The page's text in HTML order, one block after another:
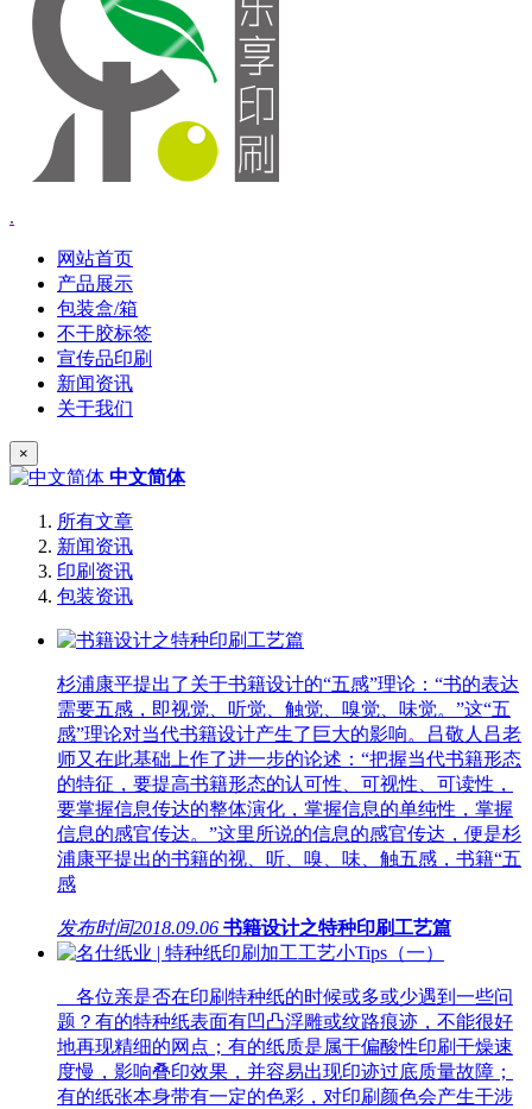
.
网站首页
产品展示
包装盒/箱
不干胶标签
宣传品印刷
新闻资讯
关于我们
×
中文简体
所有文章
新闻资讯
印刷资讯
包装资讯
杉浦康平提出了关于书籍设计的“五感”理论：“书的表达
需要五感，即视觉、听觉、触觉、嗅觉、味觉。”这“五
感”理论对当代书籍设计产生了巨大的影响。吕敬人吕老
师又在此基础上作了进一步的论述：“把握当代书籍形态
的特征，要提高书籍形态的认可性、可视性、可读性，
要掌握信息传达的整体演化，掌握信息的单纯性，掌握
信息的感官传达。”这里所说的信息的感官传达，便是杉
浦康平提出的书籍的视、听、嗅、味、触五感，书籍“五
感
发布时间2018.09.06 书籍设计之特种印刷工艺篇
各位亲是否在印刷特种纸的时候或多或少遇到一些问
题？有的特种纸表面有凹凸浮雕或纹路痕迹，不能很好
地再现精细的网点；有的纸质是属于偏酸性印刷干燥速
度慢，影响叠印效果，并容易出现印迹过底质量故障；
有的纸张本身带有一定的色彩，对印刷颜色会产生干涉